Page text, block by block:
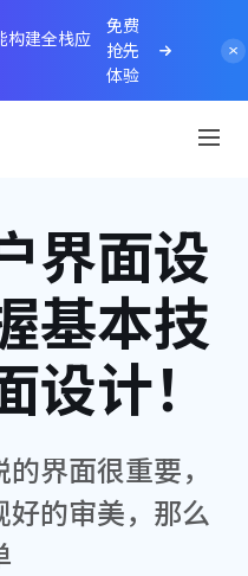
构建全栈应
免费
抢先
体验
界面设
基本技
计！
界面很重要，
的审美，那么